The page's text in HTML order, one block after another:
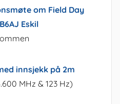
om Field Day
Eskil
innsjekk på 2m
MHz & 123 Hz)